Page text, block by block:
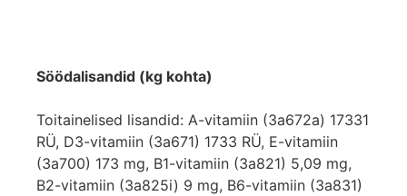
Söödalisandid (kg kohta)
Toitainelised lisandid: A-vitamiin (3a672a) 17331
RÜ, D3-vitamiin (3a671) 1733 RÜ, E-vitamiin
(3a700) 173 mg, B1-vitamiin (3a821) 5,09 mg,
B2-vitamiin (3a825i) 9 mg, B6-vitamiin (3a831)